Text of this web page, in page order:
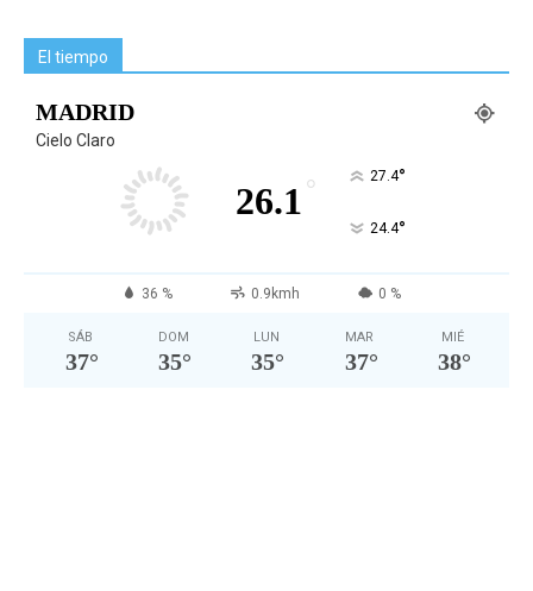
El tiempo
MADRID
Cielo Claro
26.1 ° 27.4°
24.4°
36 % 0.9kmh 0 %
SÁB
37°
DOM
35°
LUN
35°
MAR
37°
MIÉ
38°